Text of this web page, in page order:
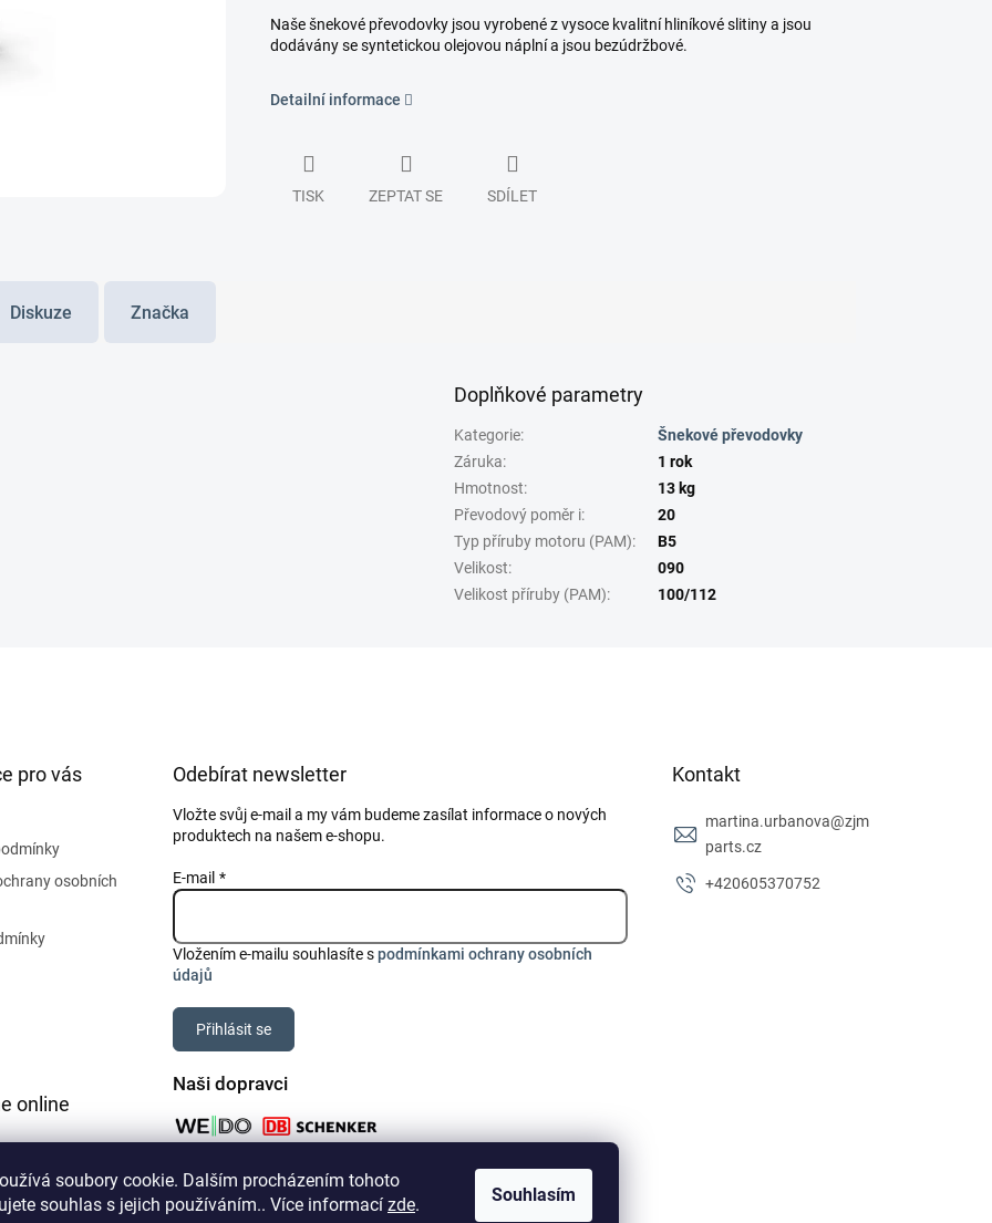
soubory cookie. Dalším procházením tohoto
souhlas s jejich používáním.. Více informací zde. Souhlasím
Naše šnekové převodovky jsou vyrobené z vysoce kvalitní hliníkové slitiny a jsou
dodávány se syntetickou olejovou náplní a jsou bezúdržbové.
Detailní informace
TISK ZEPTAT SE SDÍLET
Diskuze Značka
Doplňkové parametry
Kategorie:
Šnekové převodovky
Záruka:
1 rok
Hmotnost:
13 kg
Převodový poměr i:
20
Typ příruby motoru (PAM):
B5
Velikost:
090
Velikost příruby (PAM): 100/112
pro vás
osobních
Odebírat newsletter
Vložte svůj e-mail a my vám budeme zasílat informace o nových
produktech na našem e-shopu.
E-mail
Vložením e-mailu souhlasíte spodmínkami ochrany osobních
údajů
Přihlásit se
Kontakt
martina.urbanova@zjm
parts.cz
+420605370752
online
Naši dopravci